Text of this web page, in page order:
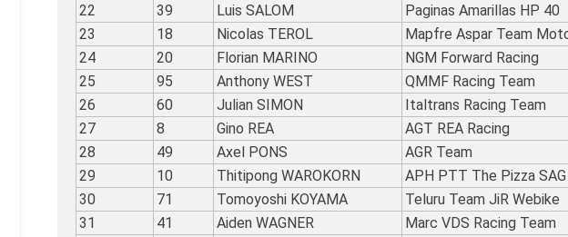
22
39 Luis SALOM Paginas Amarillas HP 40
23
18 Nicolas TEROL Mapfre Aspar Team
24
20 Florian MARINO NGM Forward Racing
25
95 Anthony WEST QMMF Racing Team
26
60 Julian SIMON Italtrans Racing Team
27
8 Gino REA AGT REA Racing
28
49 Axel PONS AGR Team
29
10 Thitipong WAROKORN APH PTT The Pizza SAG
30
71 Tomoyoshi KOYAMA Teluru Team JiR Webike
31
41 Aiden WAGNER Marc VDS Racing Team